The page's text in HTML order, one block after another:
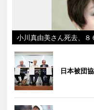
小川真由美さん死去、８
日本被団